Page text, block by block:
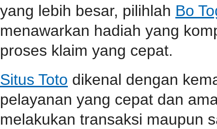
yang lebih besar, pilihlah Bo
menawarkan hadiah yang
proses klaim yang cepat.
Situs Toto dikenal dengan
pelayanan yang cepat dan
melakukan transaksi maupun